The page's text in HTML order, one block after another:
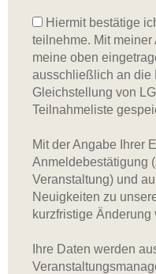
Hiermit bestätige
teilnehme. Mit
meine oben
ausschließlich an die
Gleichstellung von
Teilnahmeliste
Mit der Angabe Ihrer
Anmeldebestätigung
Veranstaltung) und
Neuigkeiten zu
kurzfristige Änderung
Ihre Daten werden